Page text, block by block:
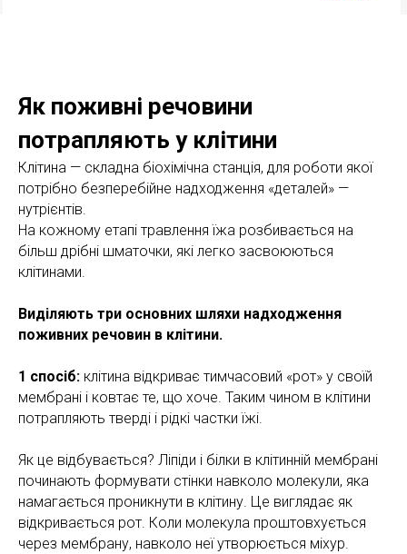
Як поживні речовини
потрапляють у клітини
Клітина — складна біохімічна станція, для роботи якої
потрібно безперебійне надходження «деталей» —
нутрієнтів.
На кожному етапі травлення їжа розбивається на
більш дрібні шматочки, які легко засвоюються
клітинами.
Виділяють три основних шляхи надходження
поживних речовин в клітини.
1 спосіб: клітина відкриває тимчасовий «рот» у своїй
мембрані і ковтає те, що хоче. Таким чином в клітини
потрапляють тверді і рідкі частки їжі.
Як це відбувається? Ліпіди і білки в клітинній мембрані
починають формувати стінки навколо молекули, яка
намагається проникнути в клітину. Це виглядає як
відкривається рот. Коли молекула проштовхується
через мембрану, навколо неї утворюється міхур.